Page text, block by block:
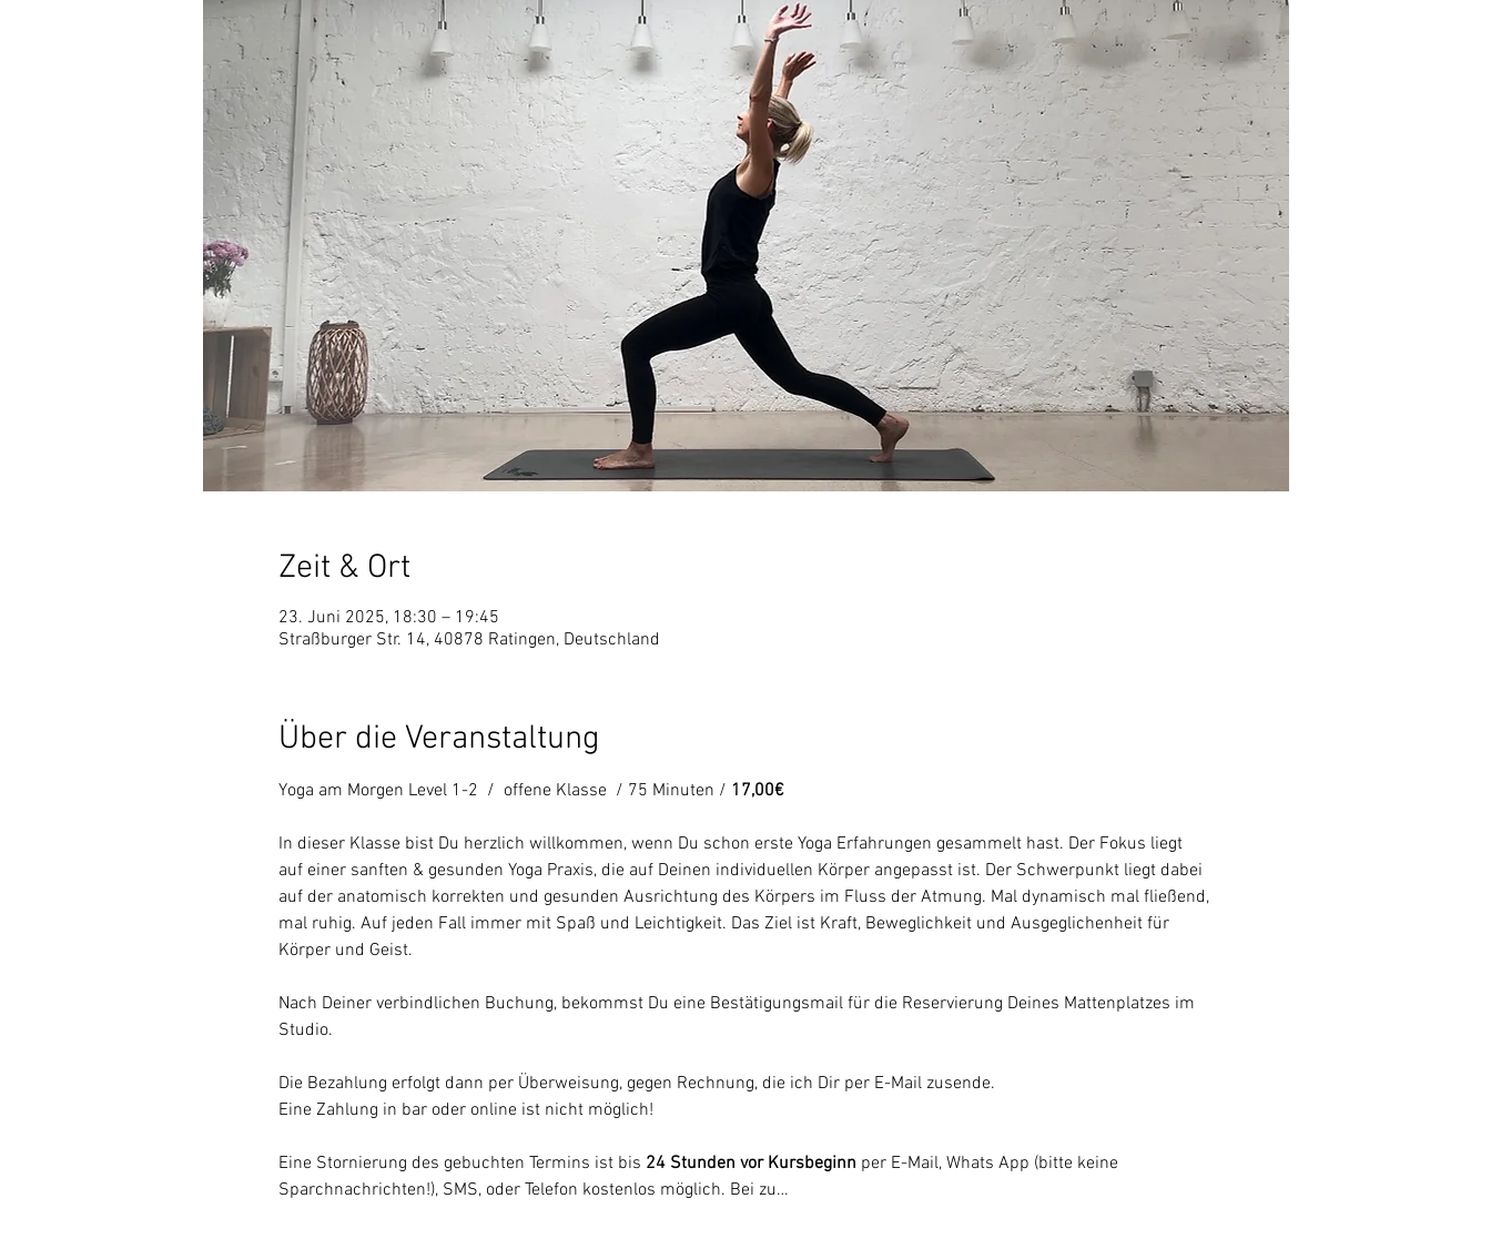
Zeit & Ort
23. Juni 2025, 18:30 – 19:45
Straßburger Str. 14, 40878 Ratingen, Deutschland
Über die Veranstaltung
Yoga am Morgen Level 1-2  /  offene Klasse  / 75 Minuten / 17,00€
In dieser Klasse bist Du herzlich willkommen, wenn Du schon erste Yoga Erfahrungen gesammelt hast. Der Fokus liegt
auf einer sanften & gesunden Yoga Praxis, die auf Deinen individuellen Körper angepasst ist. Der Schwerpunkt liegt dabei
auf der anatomisch korrekten und gesunden Ausrichtung des Körpers im Fluss der Atmung. Mal dynamisch mal fließend,
mal ruhig. Auf jeden Fall immer mit Spaß und Leichtigkeit. Das Ziel ist Kraft, Beweglichkeit und Ausgeglichenheit für
Körper und Geist.
Nach Deiner verbindlichen Buchung, bekommst Du eine Bestätigungsmail für die Reservierung Deines Mattenplatzes im
Studio.
Die Bezahlung erfolgt dann per Überweisung, gegen Rechnung, die ich Dir per E-Mail zusende.
Eine Zahlung in bar oder online ist nicht möglich!
Eine Stornierung des gebuchten Termins ist bis 24 Stunden vor Kursbeginn per E-Mail, Whats App (bitte keine
Sparchnachrichten!), SMS, oder Telefon kostenlos möglich. Bei zu…